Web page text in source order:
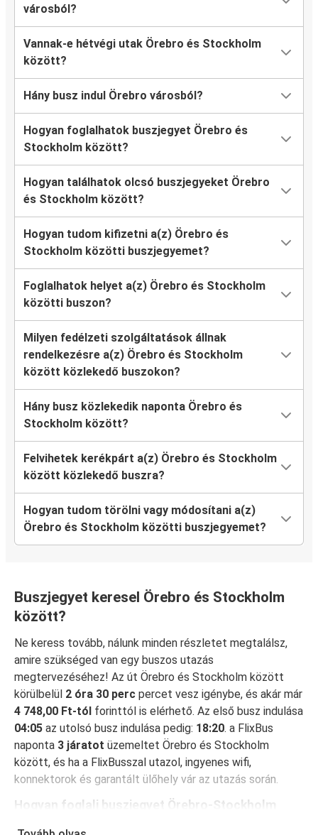
városból?
Vannak-e hétvégi utak Örebro és Stockholm
között?
Hány busz indul Örebro városból?
Hogyan foglalhatok buszjegyet Örebro és
Stockholm között?
Hogyan találhatok olcsó buszjegyeket Örebro
és Stockholm között?
Hogyan tudom kifizetni a(z) Örebro és
Stockholm közötti buszjegyemet?
Foglalhatok helyet a(z) Örebro és Stockholm
közötti buszon?
Milyen fedélzeti szolgáltatások állnak
rendelkezésre a(z) Örebro és Stockholm
között közlekedő buszokon?
Hány busz közlekedik naponta Örebro és
Stockholm között?
Felvihetek kerékpárt a(z) Örebro és Stockholm
között közlekedő buszra?
Hogyan tudom törölni vagy módosítani a(z)
Örebro és Stockholm közötti buszjegyemet?
Buszjegyet keresel Örebro és Stockholm
között?
Ne keress tovább, nálunk minden részletet megtalálsz,
amire szükséged van egy buszos utazás
megtervezéséhez! Az út Örebro és Stockholm között
körülbelül 2 óra 30 perc percet vesz igénybe, és akár már
4 748,00 Ft-tól forinttól is elérhető. Az első busz indulása
04:05 az utolsó busz indulása pedig: 18:20. a FlixBus
naponta 3 járatot üzemeltet Örebro és Stockholm
között, és ha a FlixBusszal utazol, ingyenes wifi,
konnektorok és garantált ülőhely vár az utazás során.
Hogyan foglalj buszjegyet Örebro-Stockholm